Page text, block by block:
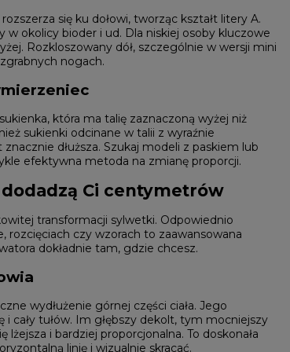
się ku dołowi, tworząc kształt litery A.
okolicy bioder i ud. Dla niskiej osoby kluczowe
Rozkloszowany dół, szczególnie w wersji mini
nogach.
która ma talię zaznaczoną wyżej niż
sukienki odcinane w talii z wyraźnie
dłuższa. Szukaj modeli z paskiem lub
efektywna metoda na zmianę proporcji.
Ci centymetrów
transformacji sylwetki. Odpowiednio
rozcięciach czy wzorach to zaawansowana
dokładnie tam, gdzie chcesz.
wydłużenie górnej części ciała. Jego
cały tułów. Im głębszy dekolt, tym mocniejszy
i bardziej proporcjonalna. To doskonała
linię i wizualnie skracać.